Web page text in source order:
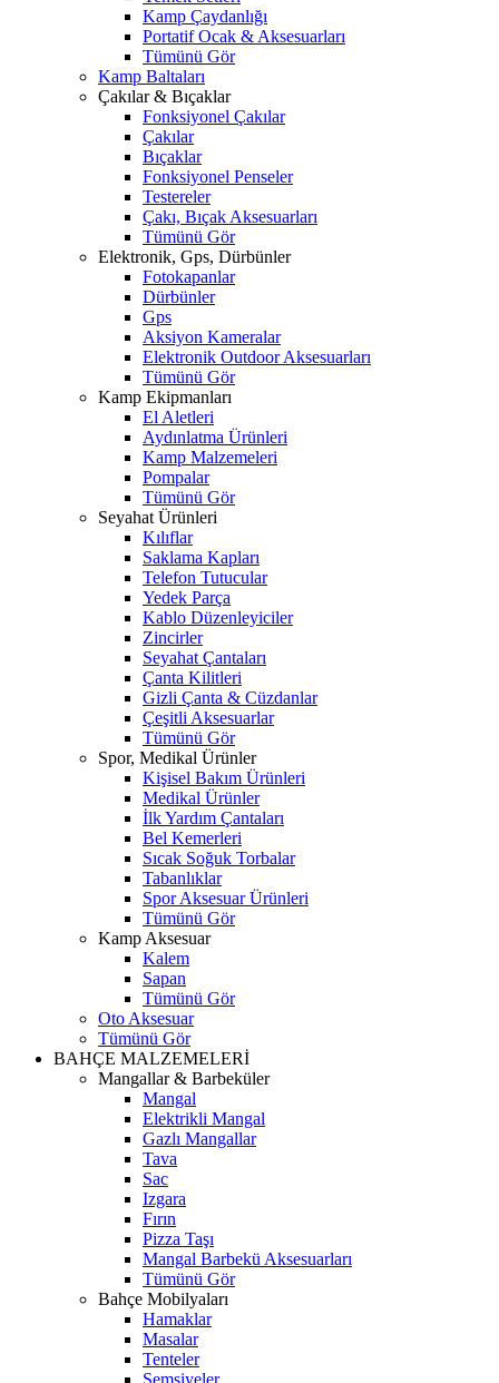
Kamp Çaydanlığı
Portatif Ocak & Aksesuarları
Tümünü Gör
Kamp Baltaları
Çakılar & Bıçaklar
Fonksiyonel Çakılar
Çakılar
Bıçaklar
Fonksiyonel Penseler
Testereler
Çakı, Bıçak Aksesuarları
Tümünü Gör
Elektronik, Gps, Dürbünler
Fotokapanlar
Dürbünler
Gps
Aksiyon Kameralar
Elektronik Outdoor Aksesuarları
Tümünü Gör
Kamp Ekipmanları
El Aletleri
Aydınlatma Ürünleri
Kamp Malzemeleri
Pompalar
Tümünü Gör
Seyahat Ürünleri
Kılıflar
Saklama Kapları
Telefon Tutucular
Yedek Parça
Kablo Düzenleyiciler
Zincirler
Seyahat Çantaları
Çanta Kilitleri
Gizli Çanta & Cüzdanlar
Çeşitli Aksesuarlar
Tümünü Gör
Spor, Medikal Ürünler
Kişisel Bakım Ürünleri
Medikal Ürünler
İlk Yardım Çantaları
Bel Kemerleri
Sıcak Soğuk Torbalar
Tabanlıklar
Spor Aksesuar Ürünleri
Tümünü Gör
Kamp Aksesuar
Kalem
Sapan
Tümünü Gör
Oto Aksesuar
Tümünü Gör
BAHÇE MALZEMELERİ
Mangallar & Barbeküler
Mangal
Elektrikli Mangal
Gazlı Mangallar
Tava
Sac
Izgara
Fırın
Pizza Taşı
Mangal Barbekü Aksesuarları
Tümünü Gör
Bahçe Mobilyaları
Hamaklar
Masalar
Tenteler
Şemsiyeler